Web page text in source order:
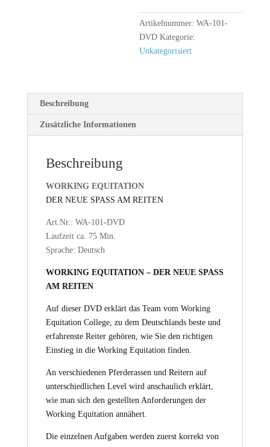
Artikelnummer:WA-101-
DVD Kategorie:
Unkategorisiert
Beschreibung
Zusätzliche Informationen
Beschreibung
WORKING EQUITATION
DER NEUE SPASS AM REITEN
Art.Nr.: WA-101-DVD
Laufzeit ca. 75 Min.
Sprache: Deutsch
WORKING EQUITATION – DER NEUE SPASS
AM REITEN
Auf dieser DVD erklärt das Team vom Working
Equitation College, zu dem Deutschlands beste und
erfahrenste Reiter gehören, wie Sie den richtigen
Einstieg in die Working Equitation finden.
An verschiedenen Pferderassen und Reitern auf
unterschiedlichen Level wird anschaulich erklärt,
wie man sich den gestellten Anforderungen der
Working Equitation annähert.
Die einzelnen Aufgaben werden zuerst korrekt von